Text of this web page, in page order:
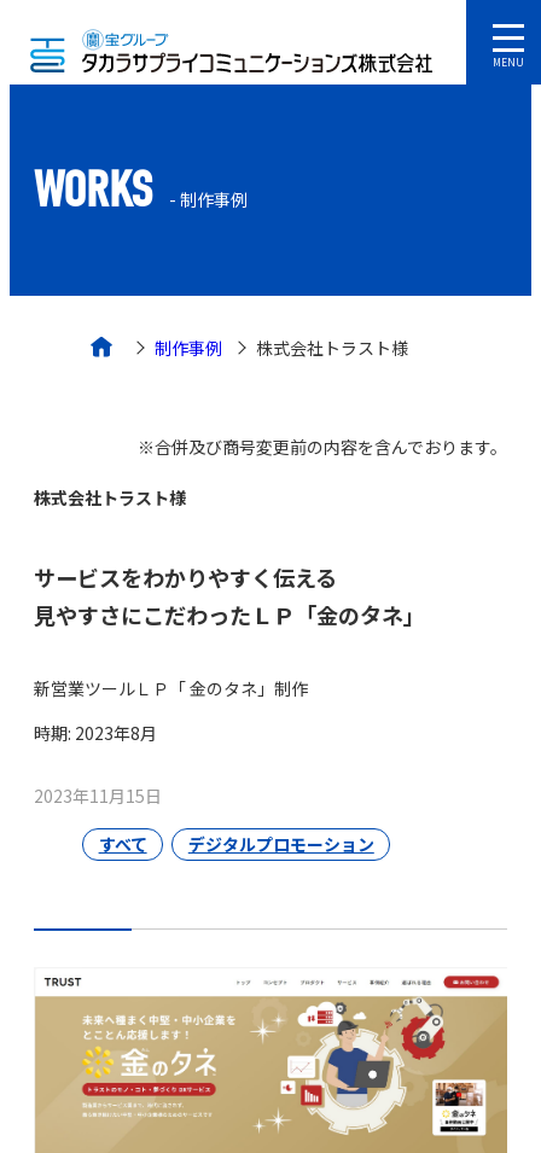
MENU
WORKS - 制作事例
制作事例 株式会社トラスト様
※合併及び商号変更前の内容を含んでおります。
株式会社トラスト様
サービスをわかりやすく伝える
見やすさにこだわったＬＰ「金のタネ」
新営業ツールＬＰ「 金のタネ」制作
時期: 2023年8月
2023年11月15日
すべて デジタルプロモーション